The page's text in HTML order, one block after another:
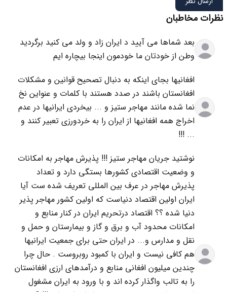
نظرات مخاطبان
بعد شماها می آیید د ایران زاد و ولد می کنید برگردید
وطن از خودتان ما خودمون اینجا بیچاره ایم
افغانیها بجای اینکه به دنبال تصحیح قوانین و مشکلات
افغانستان باشند در صدد هستند با کلمات و عنواین نخ
نما شده مانند مهاجر ستیز و ... بیخردی ایرانیها در عدم
اخراج همه افغانیها از ایران را به خردورزی تعبیر کنند و
... !!!
نوشتید جریان مهاجر ستیز !!! پذیرش مهاجر به امکانات
و وضعیت اقتصادی کشورها بستگی دارد و تعداد
پذیرش مهاجر در عرف بین المللی تعریف شده ست آیا
ایران اولین اقتصاد دنیاست که اولین کشور مهاجر پذیر
دنیا شده ؟؟ اقتصاد درتحریم ایران در کنار منابع و
امکانات محدود آب و برق و گاز و بیمارستان و حمل و
نقل و مدارس و... در ایران حتی برای جمعیت ایرانیها
هم کافی نیست و ایران با کمبود روبروست . حال چرا
چندین میلیون افغانی منابع و درآمدهای ارزی افغانستان
را به تالب واگذار کرده اند و با ورود به ایران مشغول